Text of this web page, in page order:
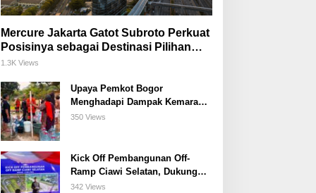
Mercure Jakarta Gatot Subroto Perkuat
Posisinya sebagai Destinasi Pilihan
untuk Bisnis, Staycation, Meeting, dan
1.3K Views
Upaya Pemkot Bogor
Menghadapi Dampak Kemarau
Panjang
350 Views
Kick Off Pembangunan Off-
Ramp Ciawi Selatan, Dukung
Konektivitas Antarwilayah di
342 Views